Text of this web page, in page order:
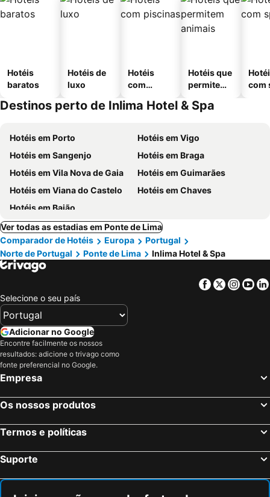
Hotéis
baratos
Hotéis de
luxo
Hotéis
com
Hotéis que
permitem
com
Destinos perto de Inlima Hotel & Spa
Hotéis em Porto
Hotéis em Vigo
Hotéis em Sangenjo
Hotéis em Braga
Hotéis em Vila Nova de Gaia
Hotéis em Guimarães
Hotéis em Viana do Castelo
Hotéis em Chaves
Hotéis em Baião
Ver todas as estadias em Ponte de Lima
Comparador de Hotéis
Europa
Portugal
Norte de Portugal
Ponte de Lima Inlima Hotel & Spa
Facebook
Twitter
Selecione o seu país
Adicionar no Google
Encontre facilmente os nossos
resultados: adicione o trivago como
fonte preferencial no Google.
Empresa
Os nossos produtos
Termos e políticas
Suporte